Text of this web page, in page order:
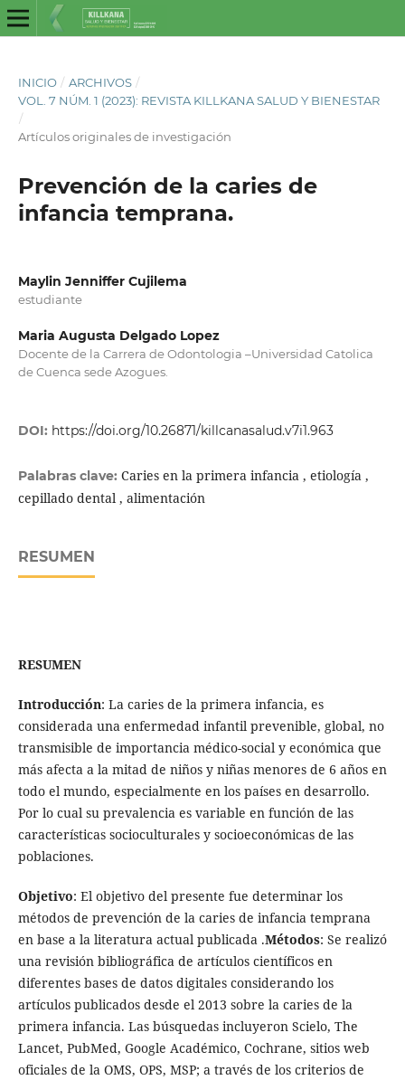
INICIO / ARCHIVOS /
VOL. 7 NÚM. 1 (2023): REVISTA KILLKANA SALUD Y BIENESTAR
/
Artículos originales de investigación
Prevención de la caries de
infancia temprana.
Maylin Jenniffer Cujilema
estudiante
Maria Augusta Delgado Lopez
Docente de la Carrera de Odontologia –Universidad Catolica
de Cuenca sede Azogues.
DOI: https://doi.org/10.26871/killcanasalud.v7i1.963
Palabras clave: Caries en la primera infancia , etiología ,
cepillado dental , alimentación
RESUMEN
RESUMEN
Introducción: La caries de la primera infancia, es
considerada una enfermedad infantil prevenible, global, no
transmisible de importancia médico-social y económica que
más afecta a la mitad de niños y niñas menores de 6 años en
todo el mundo, especialmente en los países en desarrollo.
Por lo cual su prevalencia es variable en función de las
características socioculturales y socioeconómicas de las
poblaciones.
Objetivo: El objetivo del presente fue determinar los
métodos de prevención de la caries de infancia temprana
en base a la literatura actual publicada .Métodos: Se realizó
una revisión bibliográfica de artículos científicos en
diferentes bases de datos digitales considerando los
artículos publicados desde el 2013 sobre la caries de la
primera infancia. Las búsquedas incluyeron Scielo, The
Lancet, PubMed, Google Académico, Cochrane, sitios web
oficiales de la OMS, OPS, MSP; a través de los criterios de